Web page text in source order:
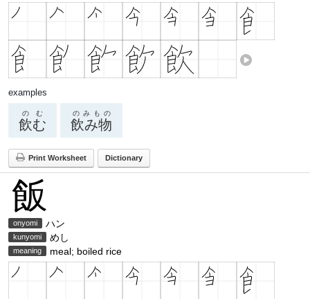
examples
飲む
のむ
飲み物
のみもの
Print Worksheet Dictionary
飯
onyomi ハン
kunyomi めし
meaning meal; boiled rice